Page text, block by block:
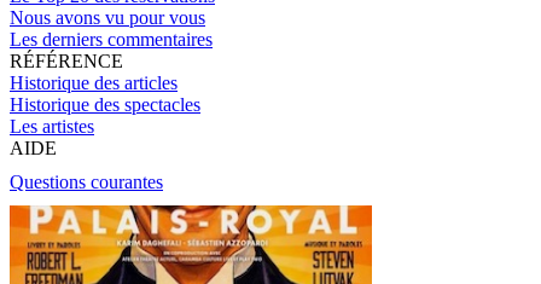
Nous avons vu pour vous
Les derniers commentaires
RÉFÉRENCE
Historique des articles
Historique des spectacles
Les artistes
AIDE
Questions courantes